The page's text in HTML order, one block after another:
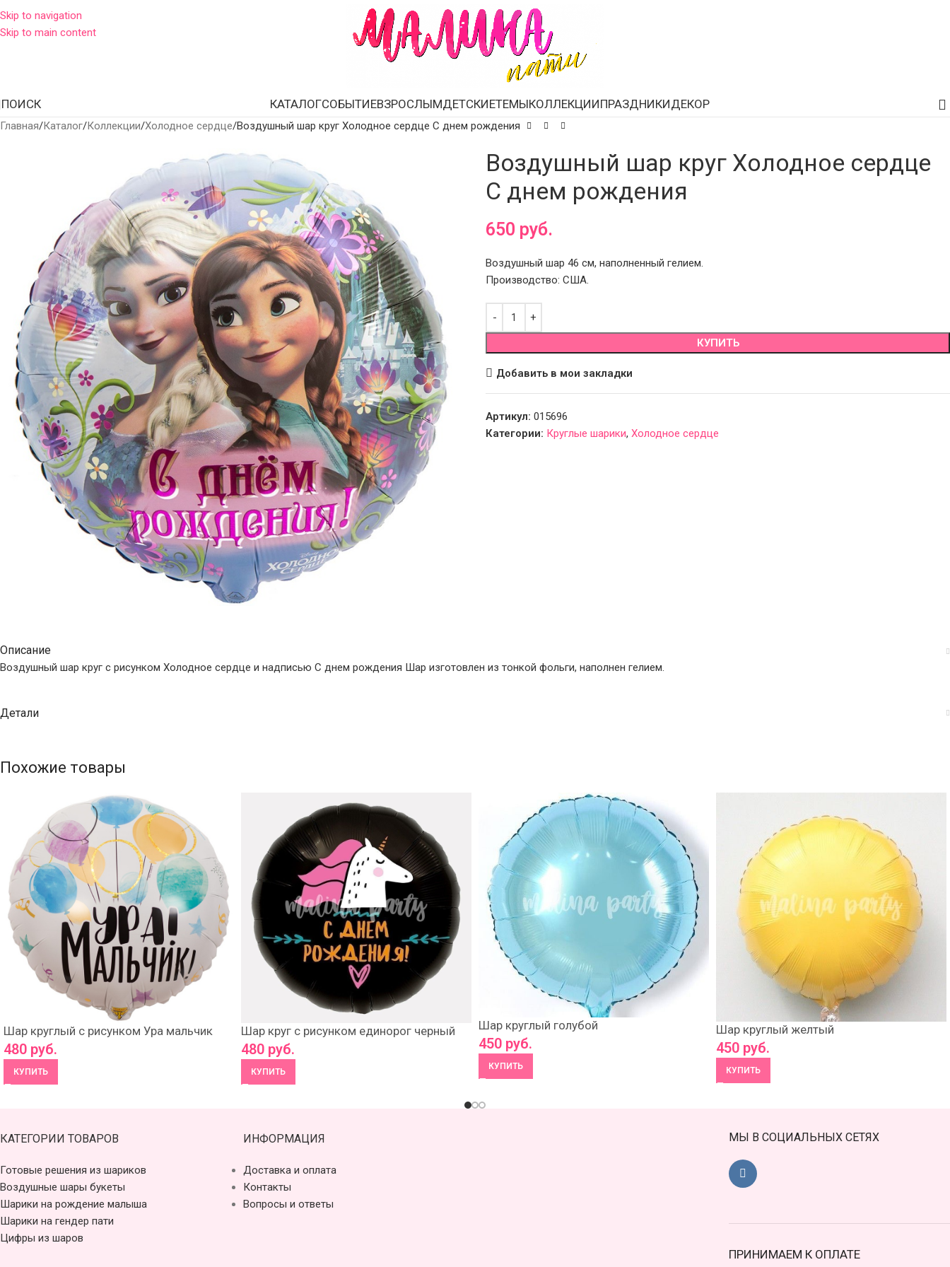
Skip to navigation
Skip to main content
ПОИСК КАТАЛОГСОБЫТИЕВЗРОСЛЫМДЕТСКИЕТЕМЫКОЛЛЕКЦИИПРАЗДНИКИДЕКОР
Главная Каталог Коллекции Холодное сердце Воздушный шар круг Холодное сердце С днем рождения
Воздушный шар круг Холодное сердце
С днем рождения
650 руб.
Воздушный шар 46 см, наполненный гелием.
Производство: США.
КУПИТЬ
Добавить в мои закладки
Артикул: 015696
Категории: Круглые шарики, Холодное сердце
Описание
Воздушный шар круг с рисунком Холодное сердце и надписью С днем рождения Шар изготовлен из тонкой фольги, наполнен гелием.
Детали
Похожие товары
Шар круглый с рисунком Ура мальчик
480 руб.
КУПИТЬ
Шар круг с рисунком единорог черный
480 руб.
КУПИТЬ
Шар круглый голубой
450 руб.
КУПИТЬ
Шар круглый желтый
450 руб.
КУПИТЬ
КАТЕГОРИИ ТОВАРОВ
Готовые решения из шариков
Воздушные шары букеты
Шарики на рождение малыша
Шарики на гендер пати
Цифры из шаров
ИНФОРМАЦИЯ
Доставка и оплата
Контакты
Вопросы и ответы
МЫ В СОЦИАЛЬНЫХ СЕТЯХ
ПРИНИМАЕМ К ОПЛАТЕ